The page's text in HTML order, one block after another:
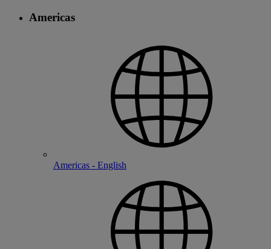
Americas
Americas - English